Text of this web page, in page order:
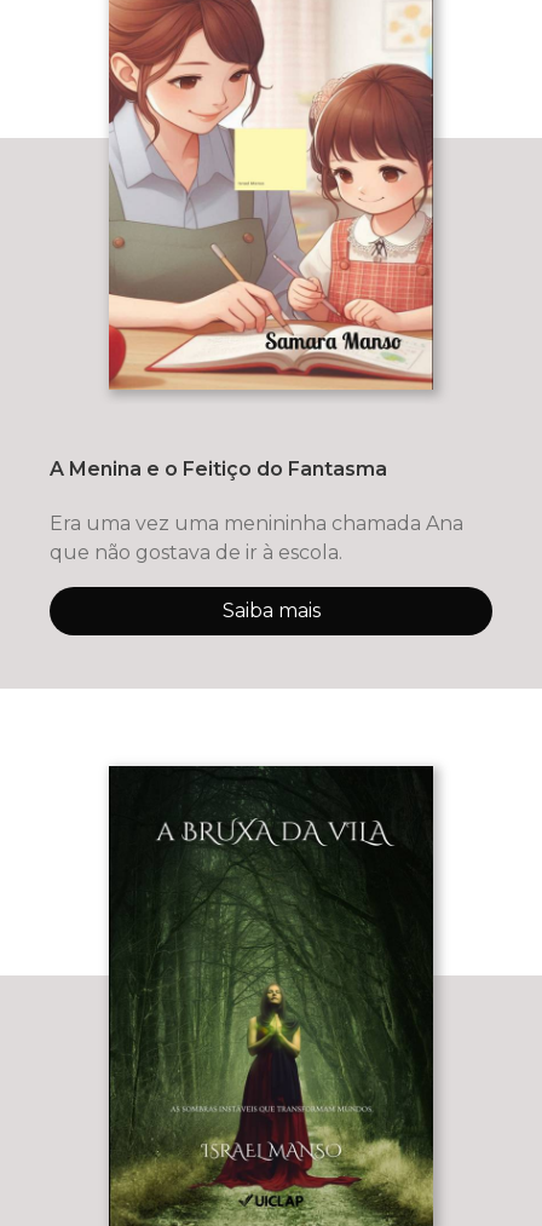
A Menina e o Feitiço do Fantasma
Era uma vez uma menininha chamada Ana
que não gostava de ir à escola.
Saiba mais